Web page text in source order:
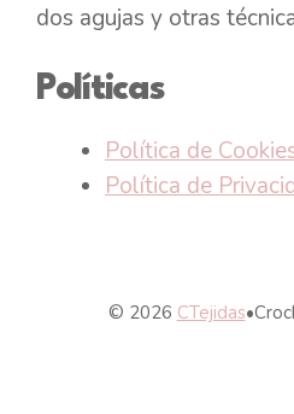
dos agujas y otras
Políticas
Política de
Política de
© 2026 CTejidas•